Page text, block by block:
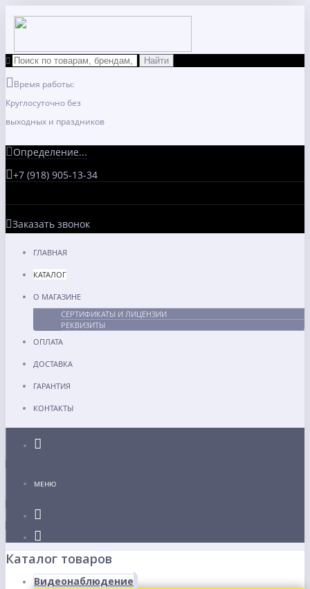
Время работы:
Круглосуточно без
выходных и праздников
Определение...
+7 (918) 905-13-34
Заказать звонок
ГЛАВНАЯ
КАТАЛОГ
О МАГАЗИНЕ
СЕРТИФИКАТЫ И ЛИЦЕНЗИИ
РЕКВИЗИТЫ
ОПЛАТА
ДОСТАВКА
ГАРАНТИЯ
КОНТАКТЫ
МЕНЮ
Каталог товаров
Видеонаблюдение